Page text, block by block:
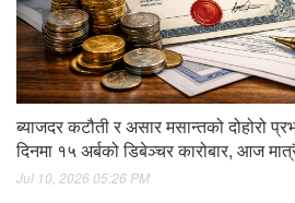
ब्याजदर कटौती र असार मसान्तको दोहोरो
दिनमा १५ अर्बको डिबेञ्चर कारोबार, आज
Jul 10, 2026 05:26 PM